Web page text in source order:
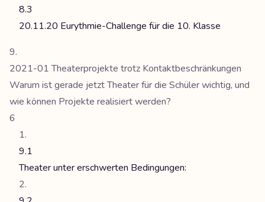
8.3
20.11.20 Eurythmie-Challenge für die 10. Klasse
2021-01 Theaterprojekte trotz Kontaktbeschränkungen
Warum ist gerade jetzt Theater für die Schüler wichtig, und
wie können Projekte realisiert werden?
6
9.1
Theater unter erschwerten Bedingungen: